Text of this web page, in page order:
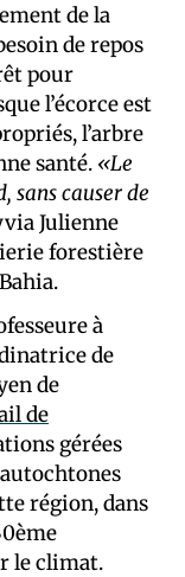
de la
de repos
pour
l’écorce est
l’arbre
santé. «Le
sans causer de
Julienne
forestière
à
de
de
de
gérées
région, dans
le climat.